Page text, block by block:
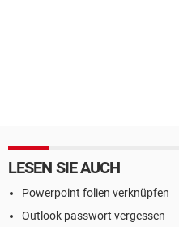
LESEN SIE AUCH
Powerpoint folien verknüpfen
Outlook passwort vergessen